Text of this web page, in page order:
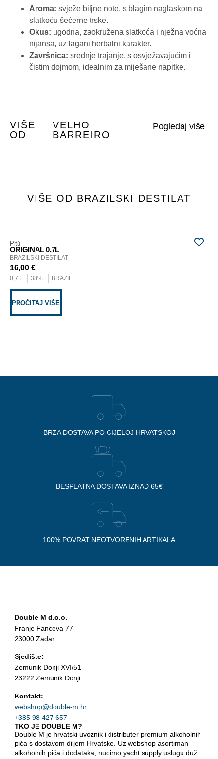
Aroma: svježe biljne note, s blagim naglaskom na
slatkoću šećerne trske.
Okus: ugodna, zaokružena slatkoća i nježna voćna
nijansa, uz lagani herbalni karakter.
Završnica: srednje trajanje, s osvježavajućim i
čistim dojmom, idealnim za miješane napitke.
VIŠE
OD
VELHO
BARREIRO
VIŠE OD BRAZILSKI DESTILAT
Pitú
ORIGINAL 0,7L
BRAZILSKI DESTILAT
16,00 €
0,7 L 38% BRAZIL
PROČITAJ VIŠE
BRZA DOSTAVA PO CIJELOJ HRVATSKOJ
BESPLATNA DOSTAVA IZNAD 65€
100% POVRAT NEOTVORENIH ARTIKALA
Double M d.o.o.
Franje Fanceva 77
23000 Zadar
Sjedište:
Zemunik Donji XVI/51
23222 Zemunik Donji
Kontakt:
webshop@double-m.hr
+385 98 427 657
TKO JE DOUBLE M?
Double M je hrvatski uvoznik i distributer premium alkoholnih
pića s dostavom diljem Hrvatske. Uz webshop asortiman
alkoholnih pića i dodataka, nudimo yacht supply uslugu duž